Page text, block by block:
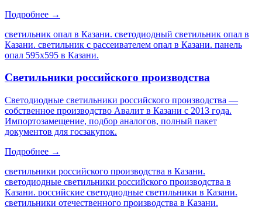
Подробнее →
светильник опал в Казани. светодиодный светильник опал в
Казани. светильник с рассеивателем опал в Казани. панель
опал 595х595 в Казани.
Светильники российского производства
Светодиодные светильники российского производства —
собственное производство Авалит в Казани с 2013 года.
Импортозамещение, подбор аналогов, полный пакет
документов для госзакупок.
Подробнее →
светильники российского производства в Казани.
светодиодные светильники российского производства в
Казани. российские светодиодные светильники в Казани.
светильники отечественного производства в Казани.